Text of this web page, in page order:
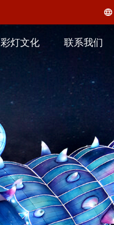
彩灯文化 联系我们